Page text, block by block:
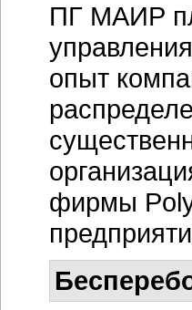
ПГ МАИР
опыт
фирмы